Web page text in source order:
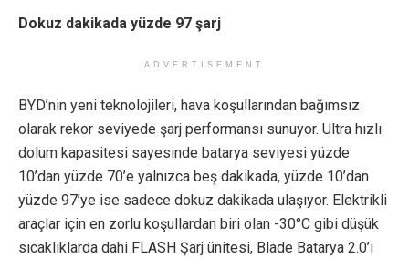
Dokuz dakikada yüzde 97 şarj
ADVERTISEMENT
BYD’nin yeni teknolojileri, hava koşullarından bağımsız
olarak rekor seviyede şarj performansı sunuyor. Ultra hızlı
dolum kapasitesi sayesinde batarya seviyesi yüzde
10’dan yüzde 70’e yalnızca beş dakikada, yüzde 10’dan
yüzde 97’ye ise sadece dokuz dakikada ulaşıyor. Elektrikli
araçlar için en zorlu koşullardan biri olan -30°C gibi düşük
sıcaklıklarda dahi FLASH Şarj ünitesi, Blade Batarya 2.0’ı